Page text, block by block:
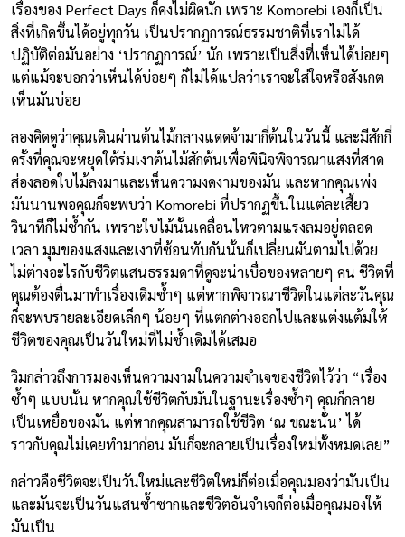
เรื่องของ Perfect Days ก็คงไม่ผิดนัก เพราะ Komorebi เองก็เป็น
สิ่งที่เกิดขึ้นได้อยู่ทุกวัน เป็นปรากฏการณ์ธรรมชาติที่เราไม่ได้
ปฏิบัติต่อมันอย่าง ‘ปรากฏการณ์’ นัก เพราะเป็นสิ่งที่เห็นได้บ่อยๆ
แต่แม้จะบอกว่าเห็นได้บ่อยๆ ก็ไม่ได้แปลว่าเราจะใส่ใจหรือสังเกต
เห็นมันบ่อย
ลองคิดดูว่าคุณเดินผ่านต้นไม้กลางแดดจ้ามากี่ต้นในวันนี้ และมีสักกี่
ครั้งที่คุณจะหยุดใต้ร่มเงาต้นไม้สักต้นเพื่อพินิจพิจารณาแสงที่สาด
ส่องลอดใบไม้ลงมาและเห็นความงดงามของมัน และหากคุณเพ่ง
มันนานพอคุณก็จะพบว่า Komorebi ที่ปรากฏขึ้นในแต่ละเสี้ยว
วินาทีก็ไม่ซ้ำกัน เพราะใบไม้นั้นเคลื่อนไหวตามแรงลมอยู่ตลอด
เวลา มุมของแสงและเงาที่ซ้อนทับกันนั้นก็เปลี่ยนผันตามไปด้วย
ไม่ต่างอะไรกับชีวิตแสนธรรมดาที่ดูจะน่าเบื่อของหลายๆ คน ชีวิตที่
คุณต้องตื่นมาทำเรื่องเดิมซ้ำๆ แต่หากพิจารณาชีวิตในแต่ละวันคุณ
ก็จะพบรายละเอียดเล็กๆ น้อยๆ ที่แตกต่างออกไปและแต่งแต้มให้
ชีวิตของคุณเป็นวันใหม่ที่ไม่ซ้ำเดิมได้เสมอ
วิมกล่าวถึงการมองเห็นความงามในความจำเจของชีวิตไว้ว่า “เรื่อง
ซ้ำๆ แบบนั้น หากคุณใช้ชีวิตกับมันในฐานะเรื่องซ้ำๆ คุณก็กลาย
เป็นเหยื่อของมัน แต่หากคุณสามารถใช้ชีวิต ‘ณ ขณะนั้น’ ได้
ราวกับคุณไม่เคยทำมาก่อน มันก็จะกลายเป็นเรื่องใหม่ทั้งหมดเลย”
กล่าวคือชีวิตจะเป็นวันใหม่และชีวิตใหม่ก็ต่อเมื่อคุณมองว่ามันเป็น
และมันจะเป็นวันแสนซ้ำซากและชีวิตอันจำเจก็ต่อเมื่อคุณมองให้
มันเป็น